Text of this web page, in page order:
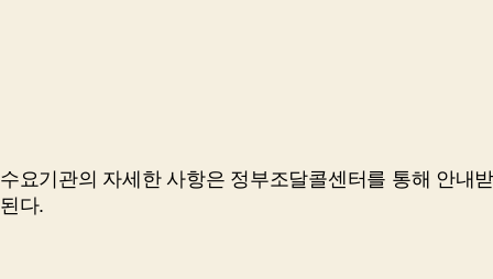
수요기관의 자세한 사항은 정부조달콜센터를 통해 안내
된다.